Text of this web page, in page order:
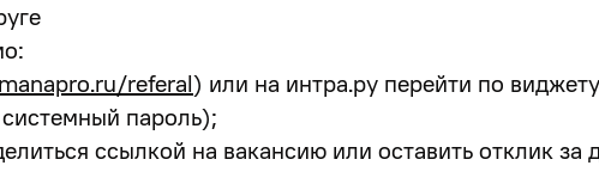
referal) или на интра.ру перейти по
пароль);
ссылкой на вакансию или оставить отклик за